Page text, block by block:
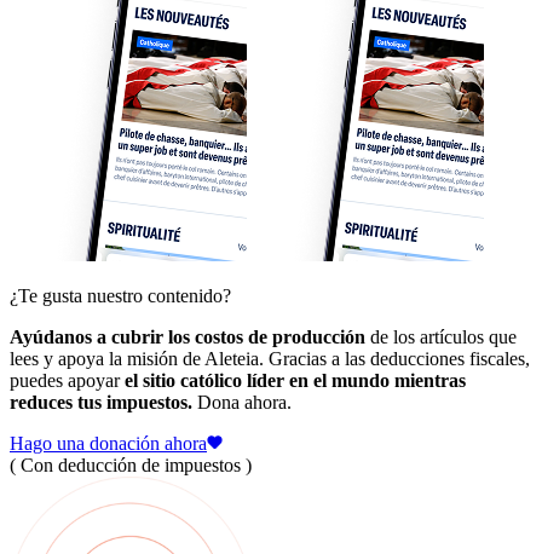
¿Te gusta nuestro contenido?
Ayúdanos a cubrir los costos de producción de los artículos que
lees y apoya la misión de Aleteia. Gracias a las deducciones fiscales,
puedes apoyarel sitio católico líder en el mundo mientras
reduces tus impuestos. Dona ahora.
Hago una donación ahora
( Con deducción de impuestos )